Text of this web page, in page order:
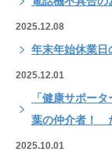
2025.12.08
年末年始休業日
2025.12.01
「健康サポー
葉の仲介者！
2025.10.01